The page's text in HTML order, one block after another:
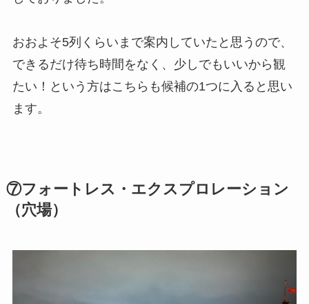
おおよそ5列くらいまで案内していたと思うので、
できるだけ待ち時間をなく、少しでもいいから観
たい！という方はこちらも候補の1つに入ると思い
ます。
⑦フォートレス・エクスプロレーション
（穴場）